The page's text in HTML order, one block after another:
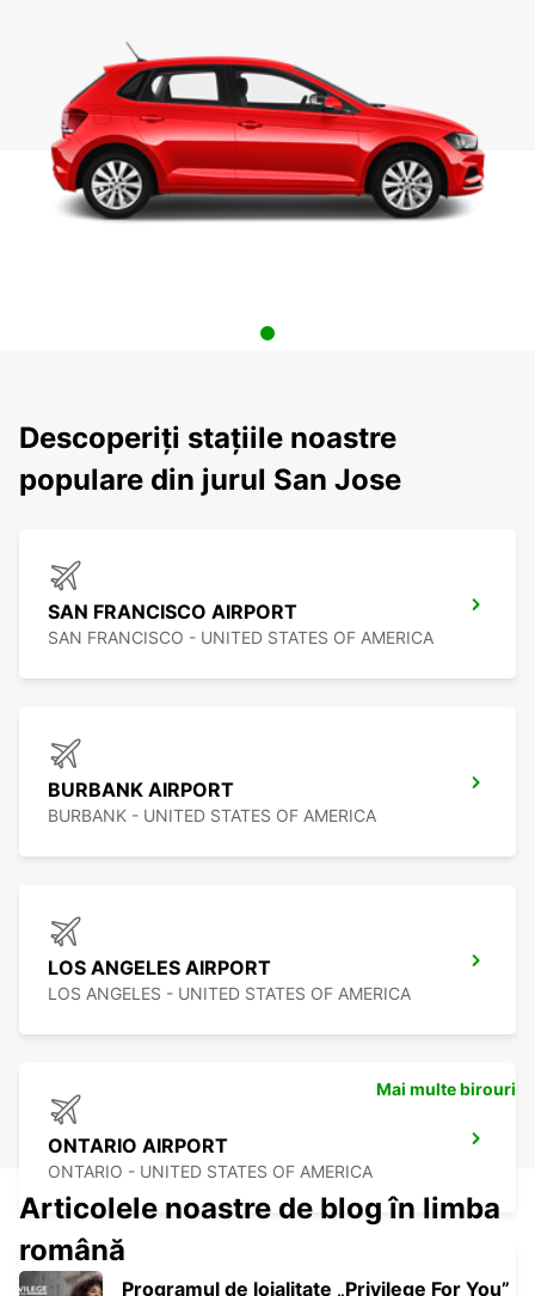
Descoperiți stațiile noastre
populare din jurul San Jose
SAN FRANCISCO AIRPORT
SAN FRANCISCO - UNITED STATES OF AMERICA
BURBANK AIRPORT
BURBANK - UNITED STATES OF AMERICA
LOS ANGELES AIRPORT
LOS ANGELES - UNITED STATES OF AMERICA
ONTARIO AIRPORT
ONTARIO - UNITED STATES OF AMERICA
Mai multe birouri
Articolele noastre de blog în limba
română
Programul de loialitate „Privilege For You”